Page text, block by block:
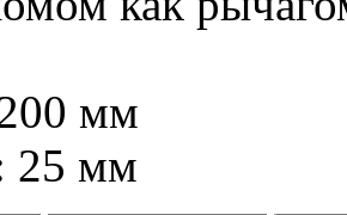
мм
25 мм